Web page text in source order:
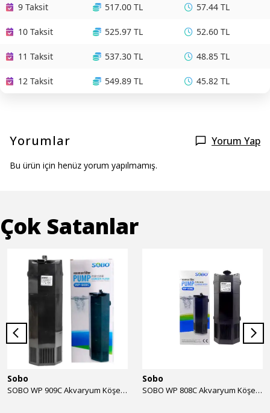
9 Taksit 517.00 TL 57.44 TL
10 Taksit 525.97 TL 52.60 TL
11 Taksit 537.30 TL 48.85 TL
12 Taksit 549.89 TL 45.82 TL
Yorumlar Yorum Yap
Bu ürün için henüz yorum yapılmamış.
Çok Satanlar
Sobo
SOBO WP 909C Akvaryum Köşe İç Filtre 1600 l/h 28w
Sobo
SOBO WP 808C Akvaryum Köşe İç Filtre 800 l/h 15w